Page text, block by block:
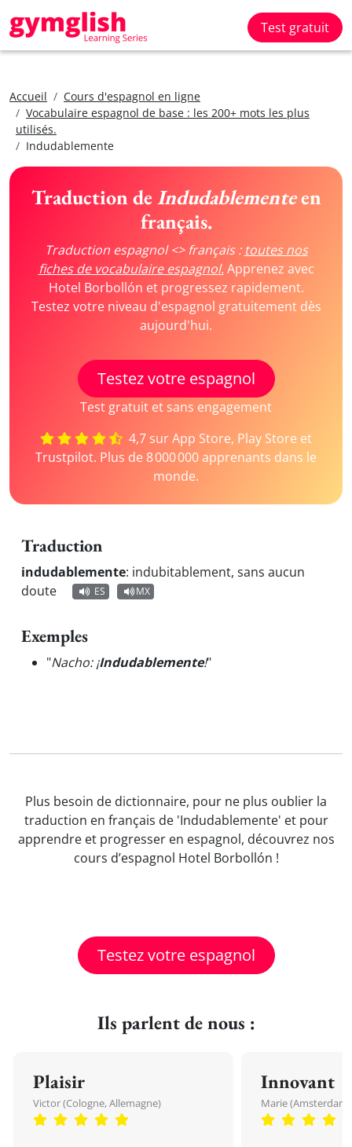
Test gratuit
Accueil
Cours d'espagnol en ligne
Vocabulaire espagnol de base : les 200+ mots les plus
utilisés.
Indudablemente
Traduction deIndudablementeen
français.
Traduction espagnol <> français : toutes nos
fiches de vocabulaire espagnol.Apprenez avec
Hotel Borbollón et progressez rapidement.
Testez votre niveau d'espagnol gratuitement dès
aujourd'hui.
Testez votre espagnol
Test gratuit et sans engagement
4,7 sur App Store, Play Store et
Trustpilot. Plus de 8 000 000 apprenants dans le
monde.
Traduction
indudablemente: indubitablement, sans aucun
doute
ES MX
Exemples
"Nacho: ¡Indudablemente!"
Plus besoin de dictionnaire, pour ne plus oublier la
traduction en français de 'Indudablemente' et pour
apprendre et progresser en espagnol, découvrez nos
cours d’espagnol Hotel Borbollón !
Testez votre espagnol
Ils parlent de nous :
Plaisir
Victor (Cologne, Allemagne)
Innovant
Marie (Amsterdam,